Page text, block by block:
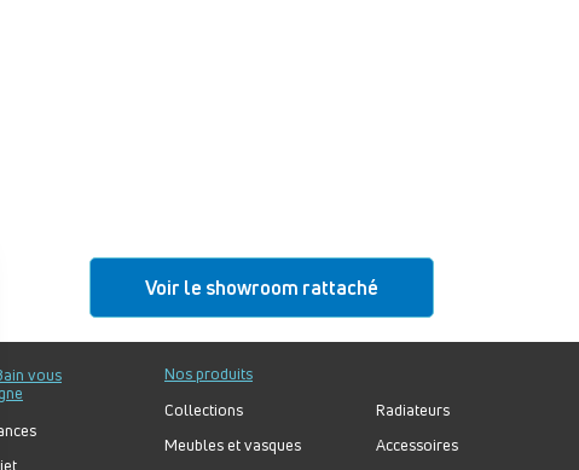
Voir le showroom rattaché
vous
Nos produits
Collections
Meubles et vasques
Radiateurs
Accessoires